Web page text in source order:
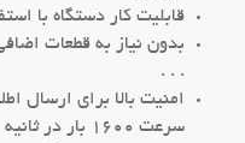
قابلیت کار دستگاه با
بدون نیاز به قطعات
. . .
امنیت بالا برای ارسال
سرعت 1600 بار در ثانیه